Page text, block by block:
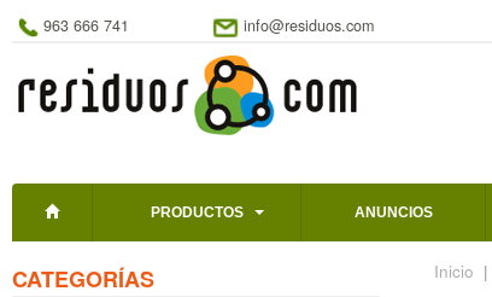
963 666 741 info@residuos.com
PRODUCTOS ANUNCIOS
CATEGORÍAS Inicio |